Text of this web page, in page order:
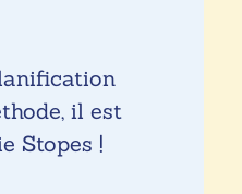
il est
Stopes !